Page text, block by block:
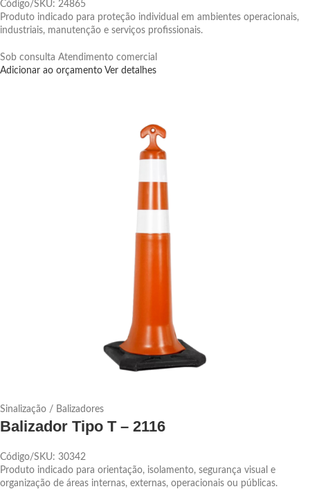
Código/SKU: 24865
Produto indicado para proteção individual em ambientes operacionais,
industriais, manutenção e serviços profissionais.
Sob consulta Atendimento comercial
Adicionar ao orçamento Ver detalhes
Sinalização / Balizadores
Balizador Tipo T – 2116
Código/SKU: 30342
Produto indicado para orientação, isolamento, segurança visual e
organização de áreas internas, externas, operacionais ou públicas.